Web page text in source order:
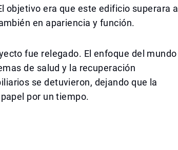
objetivo era que este edificio superara a
en apariencia y función.
fue relegado. El enfoque del mundo
de salud y la recuperación
se detuvieron, dejando que la
por un tiempo.